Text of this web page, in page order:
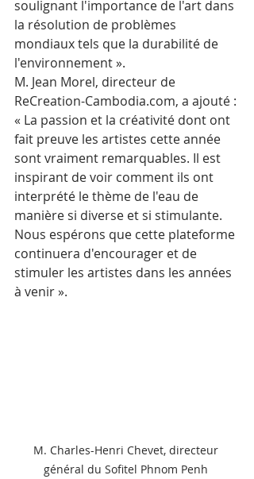
soulignant l'importance de l'art dans
la résolution de problèmes
mondiaux tels que la durabilité de
l'environnement ».
M. Jean Morel, directeur de
ReCreation-Cambodia.com, a ajouté :
« La passion et la créativité dont ont
fait preuve les artistes cette année
sont vraiment remarquables. Il est
inspirant de voir comment ils ont
interprété le thème de l'eau de
manière si diverse et si stimulante.
Nous espérons que cette plateforme
continuera d'encourager et de
stimuler les artistes dans les années
à venir ».
M. Charles-Henri Chevet, directeur
général du Sofitel Phnom Penh